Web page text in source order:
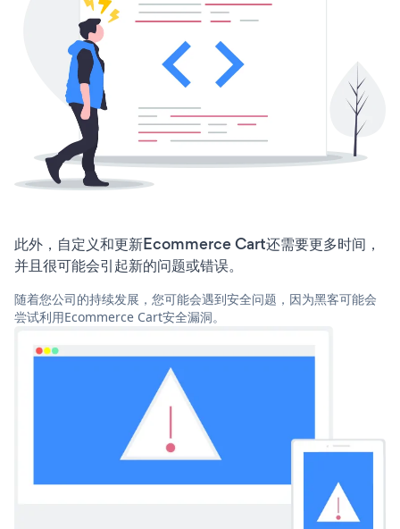
此外，自定义和更新Ecommerce Cart还需要更多时间，
并且很可能会引起新的问题或错误。
随着您公司的持续发展，您可能会遇到安全问题，因为黑客可能会
尝试利用Ecommerce Cart安全漏洞。